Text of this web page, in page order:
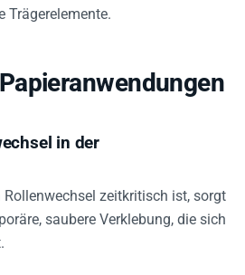
Trägerelemente.
in der
Rollenwechsel zeitkritisch ist, sorgt
saubere Verklebung, die sich